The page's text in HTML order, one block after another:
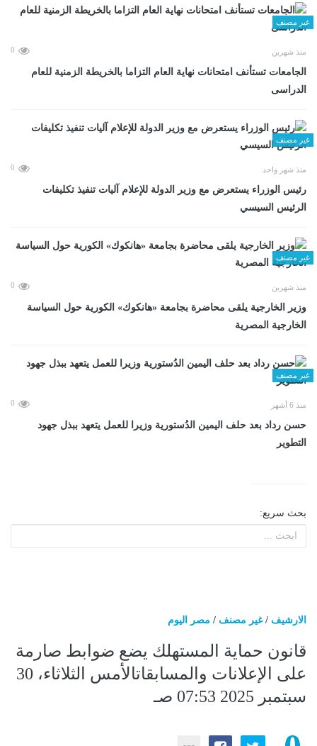
غير مصنف
منذ شهرين 0
الجامعات تستأنف امتحانات نهاية العام التزاما بالخريطة الزمنية للعام
الدراسى
غير مصنف
منذ شهر واحد 0
رئيس الوزراء يستعرض مع وزير الدولة للإعلام آليات تنفيذ تكليفات
الرئيس السيسي
غير مصنف
منذ شهرين 0
وزير الخارجية يلقى محاضرة بجامعة «هانكوك» الكورية حول السياسة
الخارجية المصرية
غير مصنف
منذ 6 أشهر 0
حسن رداد بعد حلف اليمين الدُستورية وزيرا للعمل يتعهد ببذل جهود
التطوير
بحث سريع:
الارشيف /غير مصنف / مصر اليوم
قانون حماية المستهلك يضع ضوابط صارمة
على الإعلانات والمسابقاتالأمس الثلاثاء، 30
سبتمبر 2025 07:53 صـ